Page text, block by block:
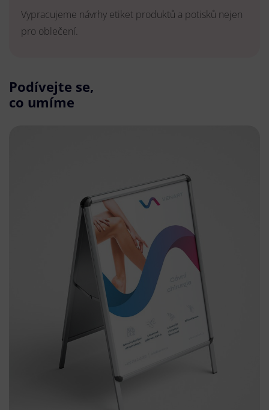
Vypracujeme návrhy etiket produktů a potisků nejen
pro oblečení.
Podívejte se,
co umíme